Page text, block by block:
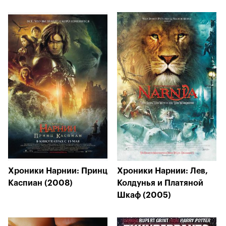
Хроники Нарнии: Принц
Каспиан (2008)
Хроники Нарнии: Лев,
Колдунья и Платяной
Шкаф (2005)